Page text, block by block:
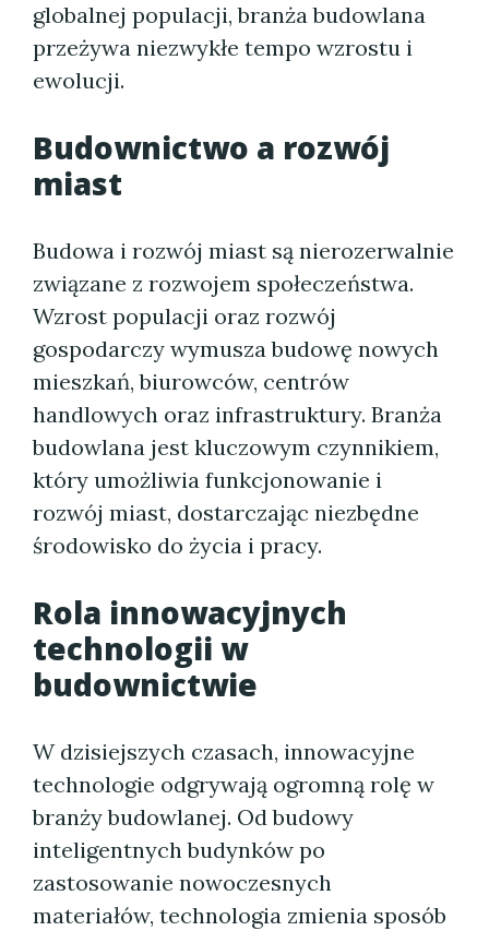
globalnej populacji, branża budowlana
przeżywa niezwykłe tempo wzrostu i
ewolucji.
Budownictwo a rozwój
miast
Budowa i rozwój miast są nierozerwalnie
związane z rozwojem społeczeństwa.
Wzrost populacji oraz rozwój
gospodarczy wymusza budowę nowych
mieszkań, biurowców, centrów
handlowych oraz infrastruktury. Branża
budowlana jest kluczowym czynnikiem,
który umożliwia funkcjonowanie i
rozwój miast, dostarczając niezbędne
środowisko do życia i pracy.
Rola innowacyjnych
technologii w
budownictwie
W dzisiejszych czasach, innowacyjne
technologie odgrywają ogromną rolę w
branży budowlanej. Od budowy
inteligentnych budynków po
zastosowanie nowoczesnych
materiałów, technologia zmienia sposób